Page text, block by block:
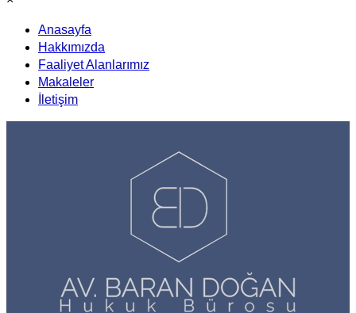
Anasayfa
Hakkımızda
Faaliyet Alanlarımız
Makaleler
İletişim